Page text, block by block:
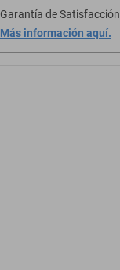
Garantía de Satisfacción
Más información aquí.